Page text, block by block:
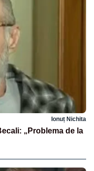
Ionuț Nichita
„Problema de la